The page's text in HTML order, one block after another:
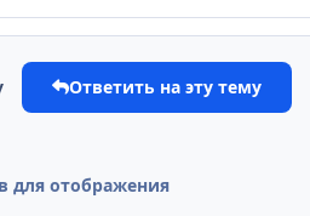
Ответить на эту тему
для отображения